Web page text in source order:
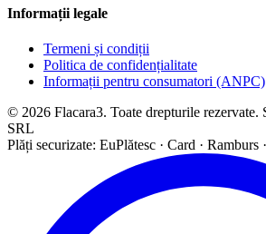
Informații legale
Termeni și condiții
Politica de confidențialitate
Informații pentru consumatori (ANPC)
© 2026 Flacara3. Toate drepturile
SRL
Plăți securizate: EuPlătesc · Card · Ramburs